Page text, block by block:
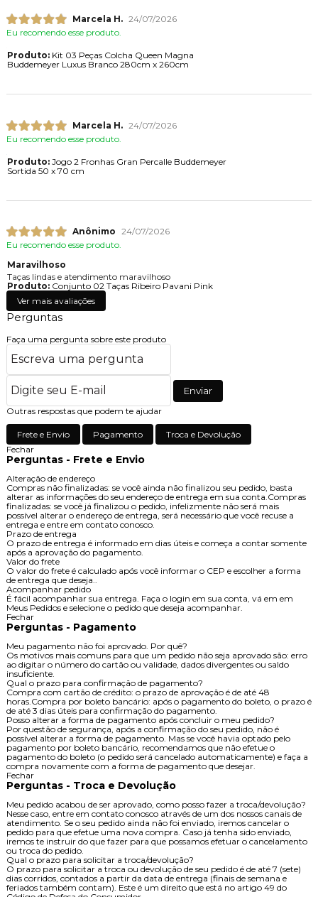
Marcela H. 24/07/2026
Eu recomendo esse produto.
Produto:Kit 03 Peças Colcha Queen Magna
Buddemeyer Luxus Branco 280cm x 260cm
Marcela H. 24/07/2026
Eu recomendo esse produto.
Produto:Jogo 2 Fronhas Gran Percalle Buddemeyer
Sortida 50 x 70 cm
Anônimo 24/07/2026
Eu recomendo esse produto.
Maravilhoso
Taças lindas e atendimento maravilhoso
Produto:Conjunto 02 Taças Ribeiro Pavani Pink
Ver mais avaliações
Perguntas
Faça uma pergunta sobre este produto
Enviar
Outras respostas que podem te ajudar
Frete e Envio Pagamento
Troca e Devolução
Fechar
Perguntas - Frete e Envio
Alteração de endereço
Compras não finalizadas: se você ainda não finalizou seu pedido, basta
alterar as informações do seu endereço de entrega em sua conta.Compras
finalizadas: se você já finalizou o pedido, infelizmente não será mais
possível alterar o endereço de entrega, será necessário que você recuse a
entrega e entre em contato conosco.
Prazo de entrega
O prazo de entrega é informado em dias úteis e começa a contar somente
após a aprovação do pagamento.
Valor do frete
O valor do frete é calculado após você informar o CEP e escolher a forma
de entrega que deseja..
Acompanhar pedido
É fácil acompanhar sua entrega. Faça o login em sua conta, vá em em
Meus Pedidos e selecione o pedido que deseja acompanhar.
Fechar
Perguntas - Pagamento
Meu pagamento não foi aprovado. Por quê?
Os motivos mais comuns para que um pedido não seja aprovado são: erro
ao digitar o número do cartão ou validade, dados divergentes ou saldo
insuficiente.
Qual o prazo para confirmação de pagamento?
Compra com cartão de crédito: o prazo de aprovação é de até 48
horas.Compra por boleto bancário: após o pagamento do boleto, o prazo é
de até 3 dias úteis para confirmação do pagamento.
Posso alterar a forma de pagamento após concluir o meu pedido?
Por questão de segurança, após a confirmação do seu pedido, não é
possível alterar a forma de pagamento. Mas se você havia optado pelo
pagamento por boleto bancário, recomendamos que não efetue o
pagamento do boleto (o pedido será cancelado automaticamente) e faça a
compra novamente com a forma de pagamento que desejar.
Fechar
Perguntas - Troca e Devolução
Meu pedido acabou de ser aprovado, como posso fazer a troca/devolução?
Nesse caso, entre em contato conosco através de um dos nossos canais de
atendimento. Se o seu pedido ainda não foi enviado, iremos cancelar o
pedido para que efetue uma nova compra. Caso já tenha sido enviado,
iremos te instruir do que fazer para que possamos efetuar o cancelamento
ou troca do pedido.
Qual o prazo para solicitar a troca/devolução?
O prazo para solicitar a troca ou devolução de seu pedido é de até 7 (sete)
dias corridos, contados a partir da data de entrega (finais de semana e
feriados também contam). Este é um direito que está no artigo 49 do